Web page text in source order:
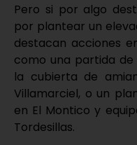
Pero si por algo
por plantear un
destacan acciones
como una partida de
la cubierta de
Villamarciel, o un
en El Montico y
Tordesillas.